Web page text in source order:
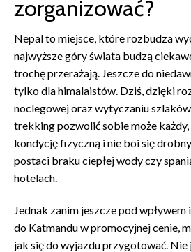
zorganizować?
Nepal to miejsce, które rozbudza
najwyższe góry świata budzą
trochę przerażają. Jeszcze do
tylko dla himalaistów. Dziś, dzięki
noclegowej oraz wytyczaniu
trekking pozwolić sobie może
kondycję fizyczną i nie boi się
postaci braku ciepłej wody czy
hotelach.
Jednak zanim jeszcze pod
do Katmandu w promocyjnej cenie,
jak się do wyjazdu przygotować.